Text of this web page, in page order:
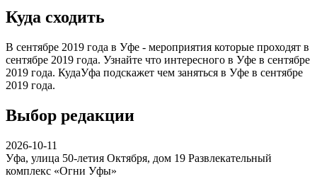
Куда сходить
В сентябре 2019 года в Уфе - мероприятия которые проходят в
сентябре 2019 года. Узнайте что интересного в Уфе в сентябре
2019 года. КудаУфа подскажет чем заняться в Уфе в сентябре
2019 года.
Выбор редакции
2026-10-11
Уфа, улица 50-летия Октября, дом 19 Развлекательный
комплекс «Огни Уфы»